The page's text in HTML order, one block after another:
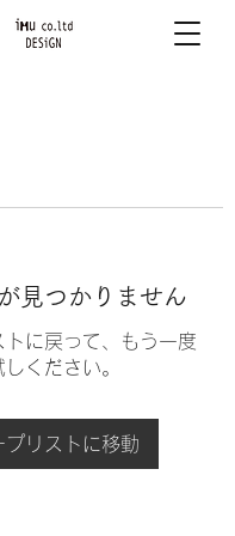
見つかりません
トに戻って、もう一度
しください。
プリストに移動